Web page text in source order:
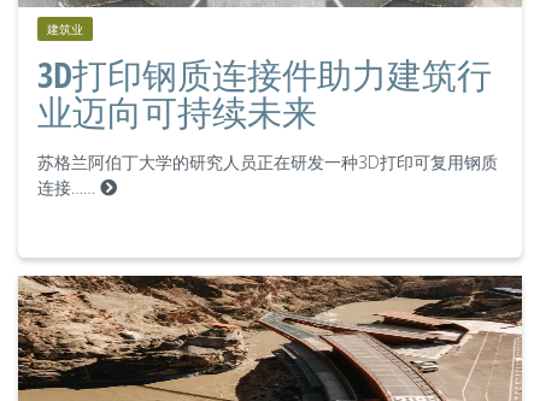
建筑业
3D打印钢质连接件助力建筑行
业迈向可持续未来
苏格兰阿伯丁大学的研究人员正在研发一种3D打印可复用钢质
连接……